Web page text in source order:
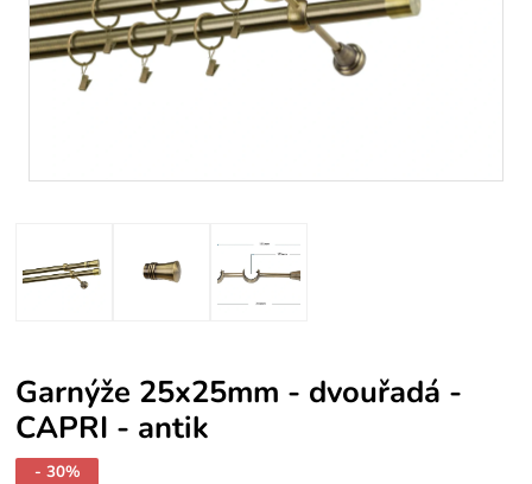
Garnýže 25x25mm - dvouřadá -
CAPRI - antik
- 30%